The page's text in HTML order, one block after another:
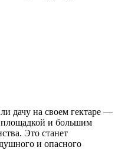
дачу на своем гектаре —
площадкой и большим
Это станет
и опасного